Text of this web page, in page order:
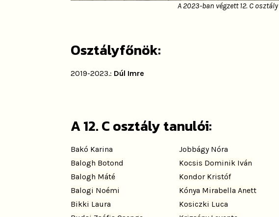
A 2023-ban végzett 12. C osztály
Osztályfőnök:
2019-2023.: Dúl Imre
A 12. C osztály tanulói:
Bakó Karina
Balogh Botond
Balogh Máté
Balogi Noémi
Bikki Laura
Jobbágy Nóra
Kocsis Dominik Iván
Kondor Kristóf
Kónya Mirabella Anett
Kosiczki Luca